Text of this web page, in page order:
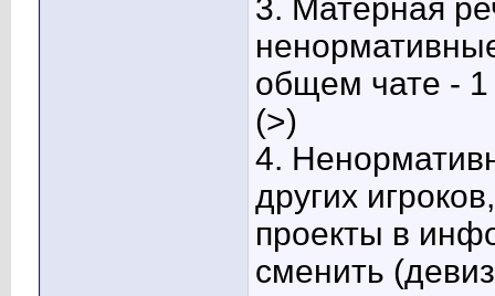
3. Матерная
общем чате - 1
(>)
4.
других
проекты в
сменить